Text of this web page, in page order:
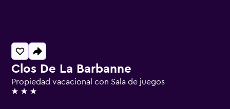
Clos De La Barbanne
Propiedad vacacional con Sala de juegos
3 estrellas